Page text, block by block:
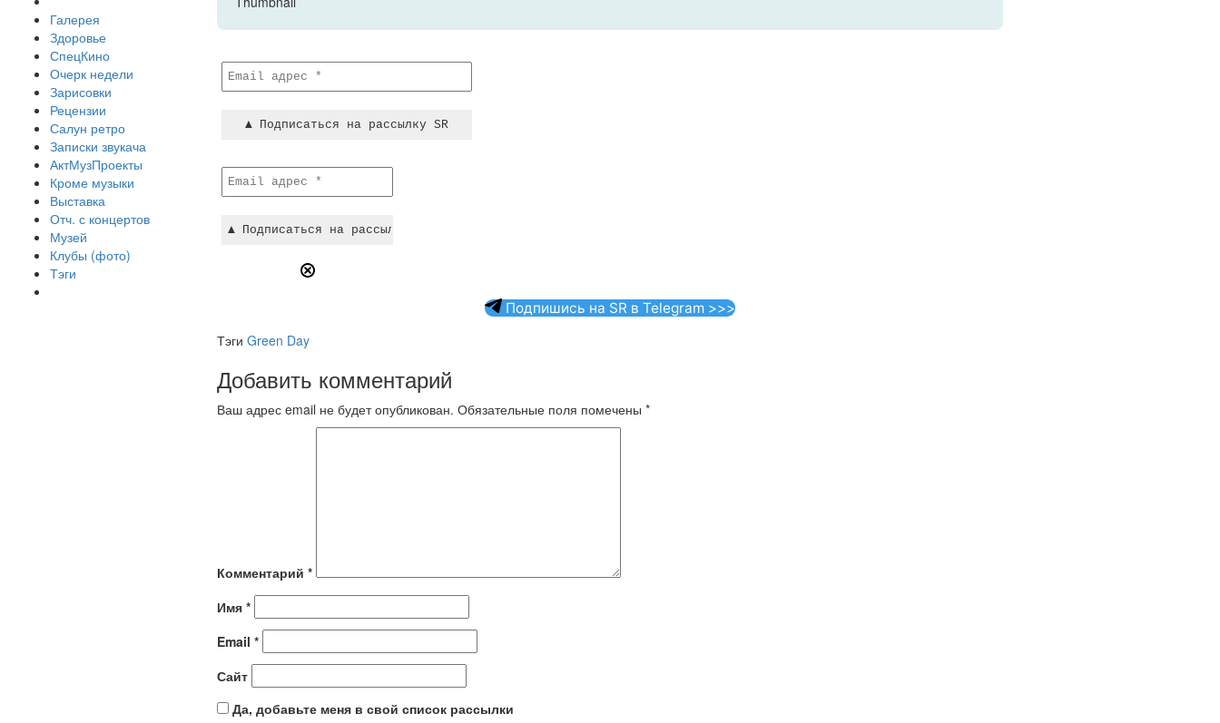
Галерея
Здоровье
СпецКино
Очерк недели
Зарисовки
Рецензии
Салун ретро
Записки звукача
АктМузПроекты
Кроме музыки
Выставка
Отч. с концертов
Музей
Клубы (фото)
Тэги
Подпишись на SR в Telegram >>>
Тэги Green Day
Добавить комментарий
Ваш адрес email не будет опубликован. Обязательные поля помечены *
Комментарий *
Имя *
Email *
Сайт
Да, добавьте меня в свой список рассылки